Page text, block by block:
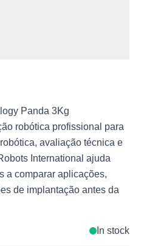
Panda 3Kg
robótica profissional para
avaliação técnica e
International ajuda
a comparar aplicações,
de implantação antes da
In stock